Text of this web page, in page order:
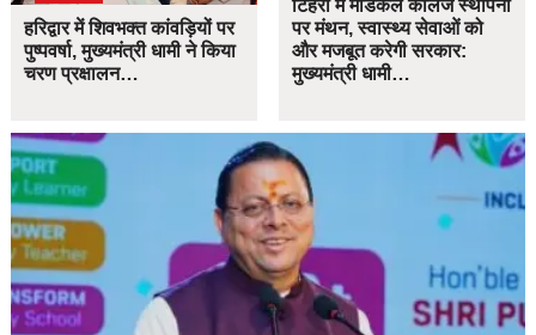
हरिद्वार में शिवभक्त कांवड़ियों पर
पुष्पवर्षा, मुख्यमंत्री धामी ने किया
चरण प्रक्षालन…
टिहरी में मेडिकल कॉलेज स्थापना
पर मंथन, स्वास्थ्य सेवाओं को
और मजबूत करेगी सरकार:
मुख्यमंत्री धामी…